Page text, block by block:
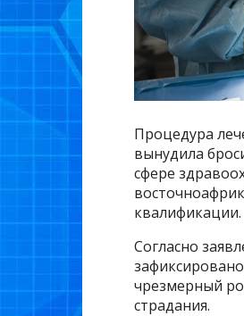
Процедура
вынудила
сфере
квалификации.
Согласно
чрезмерный
страдания.